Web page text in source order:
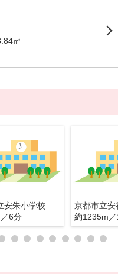
㎡
安朱小学校
6分
京都市立安
約1235m